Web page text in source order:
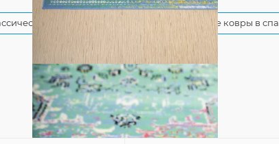
ковры в гостиную Классические ковры в